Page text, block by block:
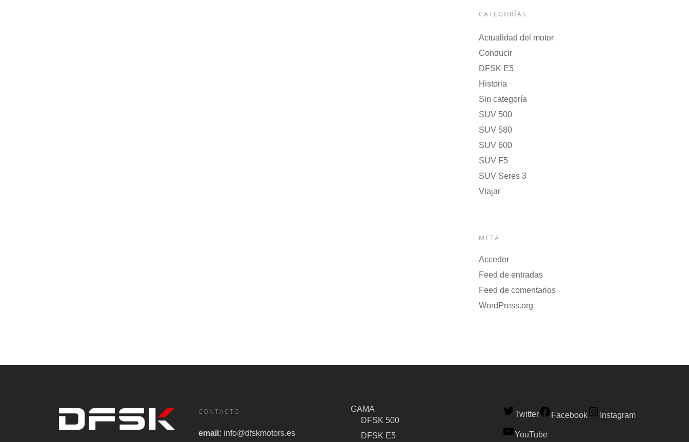
CATEGORÍAS
Actualidad del motor
Conducir
DFSK E5
Historia
Sin categoría
SUV 500
SUV 580
SUV 600
SUV F5
SUV Seres 3
Viajar
META
Acceder
Feed de entradas
Feed de comentarios
WordPress.org
CONTACTO
email: info@dfskmotors.es
GAMA
DFSK 500
DFSK E5
Twitter Facebook Instagram
YouTube